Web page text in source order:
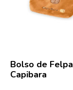
Bolso de Felpa
Capibara